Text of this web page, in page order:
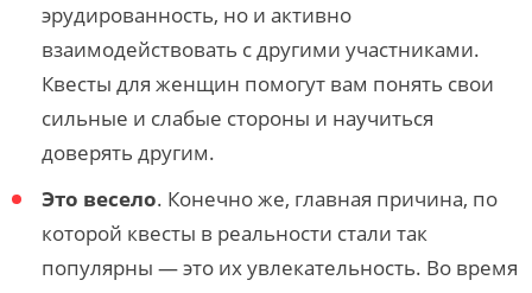
эрудированность, но и активно
взаимодействовать с другими участниками.
Квесты для женщин помогут вам понять свои
сильные и слабые стороны и научиться
доверять другим.
Это весело. Конечно же, главная причина, по
которой квесты в реальности стали так
популярны — это их увлекательность. Во время